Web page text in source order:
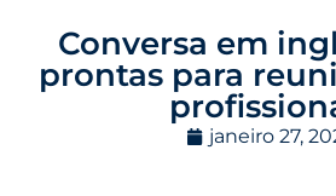
Conversa em
prontas para
janeiro 27,